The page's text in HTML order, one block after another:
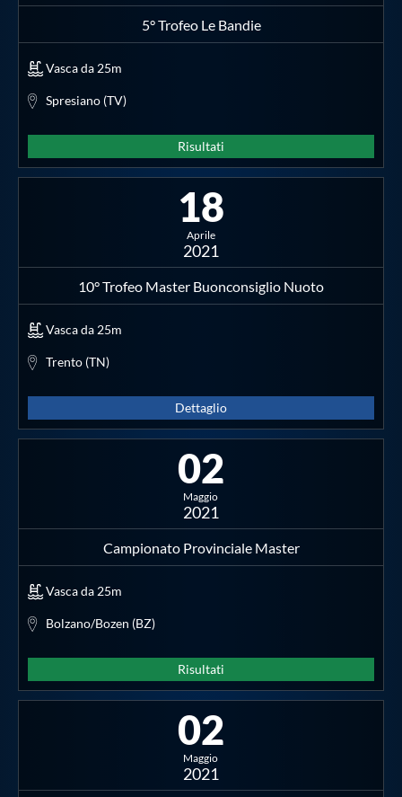
5° Trofeo Le Bandie
Vasca da 25m
Spresiano (TV)
Risultati
18
Aprile
2021
10° Trofeo Master Buonconsiglio Nuoto
Vasca da 25m
Trento (TN)
Dettaglio
02
Maggio
2021
Campionato Provinciale Master
Vasca da 25m
Bolzano/Bozen (BZ)
Risultati
02
Maggio
2021